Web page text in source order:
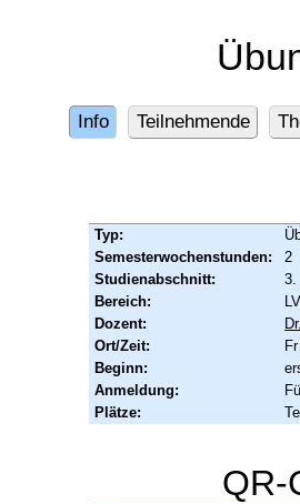
Info Teilnehmende
Typ:
Semesterwochenstunden:
2
Studienabschnitt:
3.
Bereich:
Dozent:
Ort/Zeit:
Beginn:
Anmeldung:
Plätze:
QR-